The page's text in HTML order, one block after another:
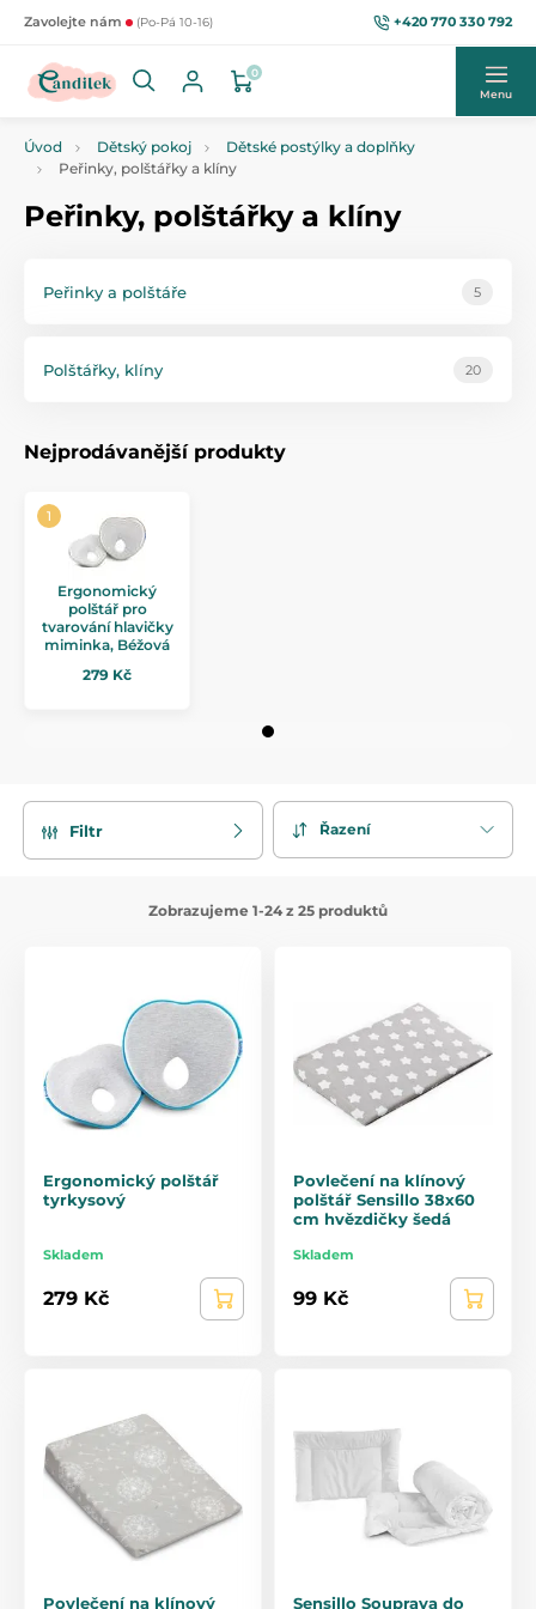
Zavolejte nám (Po-Pá 10-16) +420 770 330 792
0
Menu
Úvod Dětský pokoj
Dětské postýlky a doplňky
Peřinky, polštářky a klíny
Peřinky, polštářky a klíny
Peřinky a polštáře 5
Polštářky, klíny 20
Nejprodávanější produkty
Ergonomický
polštář pro
tvarování hlavičky
miminka, Béžová
279 Kč
Filtr Řazení
Zobrazujeme 1-24 z 25 produktů
Ergonomický polštář
tyrkysový
Skladem
279 Kč
Povlečení na klínový
polštář Sensillo 38x60
cm hvězdičky šedá
Skladem
99 Kč
Povlečení na klínový Sensillo Souprava do